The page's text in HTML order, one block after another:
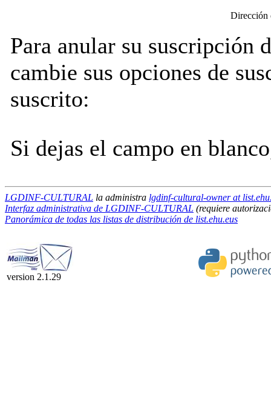
Dirección
Para anular su
cambie sus opciones de
suscrito:
Si dejas el campo en
LGDINF-CULTURAL la administra lgdinf-cultural-owner at
Interfaz administrativa de LGDINF-CULTURAL (requiere
Panorámica de todas las listas de distribución de list.ehu.eus
version 2.1.29